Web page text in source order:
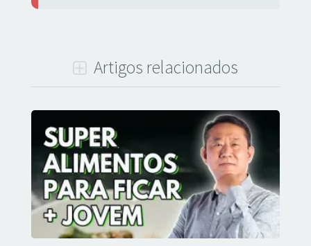
Artigos relacionados